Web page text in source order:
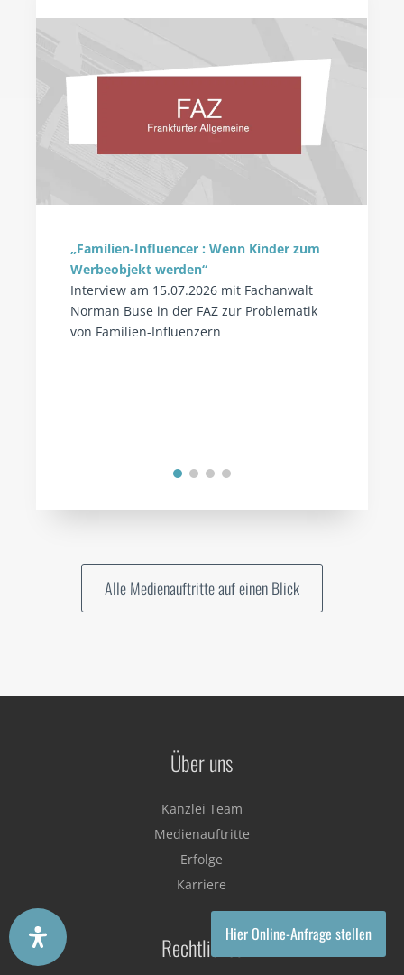
Hier Online-Anfrage stellen
„Familien-Influencer : Wenn Kinder zum
Werbeobjekt werden“
Interview am 15.07.2026 mit Fachanwalt
Norman Buse in der FAZ zur Problematik
von Familien-Influenzern
Alle Medienauftritte auf einen Blick
Über uns
Kanzlei Team
Medienauftritte
Erfolge
Karriere
Rechtliches